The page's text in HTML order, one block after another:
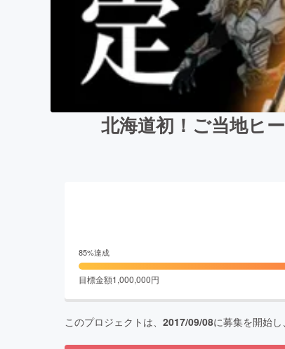
北海道初！ご当地ヒ
85%達成
目標金額1,000,000円
このプロジェクトは、 2017/09/08に募集を開始し